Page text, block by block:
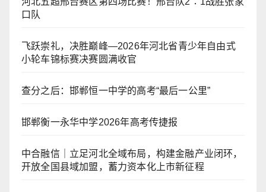
口队
飞跃崇礼，决胜巅峰—2026年河北省青少年自由式
小轮车锦标赛决赛圆满收官
查分之后：邯郸恒一中学的高考“最后一公里”
邯郸衡一永华中学2026年高考传捷报
中合融信｜立足河北全域布局，构建金融产业闭环，
开放全国县域加盟，蓄力资本化上市新征程